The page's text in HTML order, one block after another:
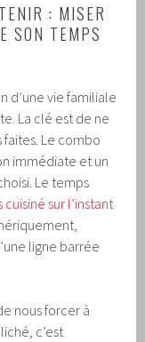
: MISER
SON TEMPS
d’une vie familiale
La clé est de ne
faites. Le combo
immédiate et un
Le temps
cuisiné sur l’instant
ligne barrée
nous forcer à
c’est